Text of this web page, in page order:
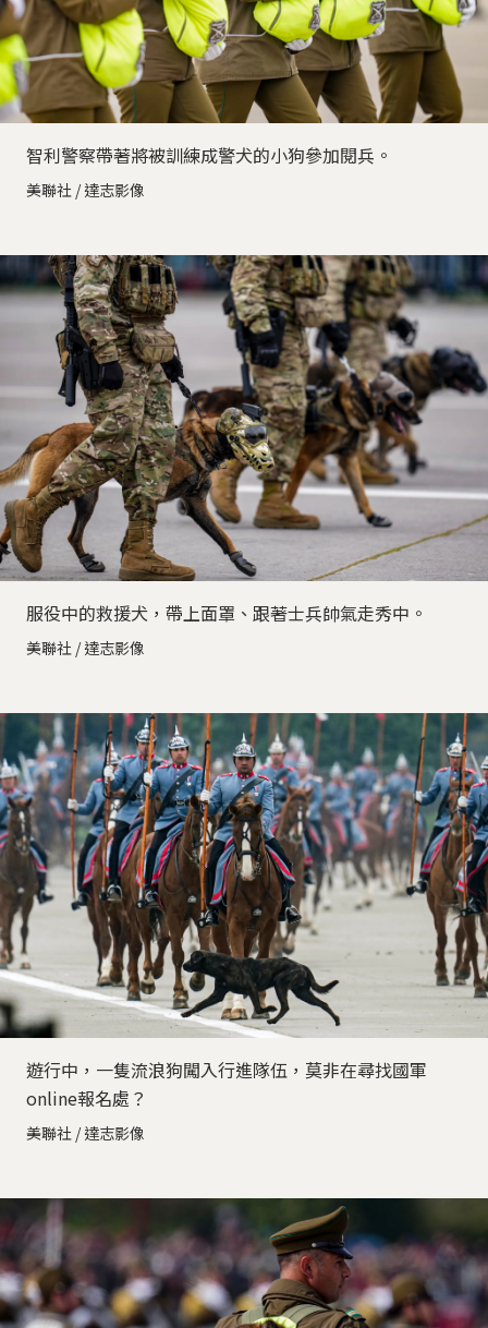
智利警察帶著將被訓練成警犬的小狗參加閱兵。
美聯社 / 達志影像
服役中的救援犬，帶上面罩、跟著士兵帥氣走秀中。
美聯社 / 達志影像
遊行中，一隻流浪狗闖入行進隊伍，莫非在尋找國軍
online報名處？
美聯社 / 達志影像